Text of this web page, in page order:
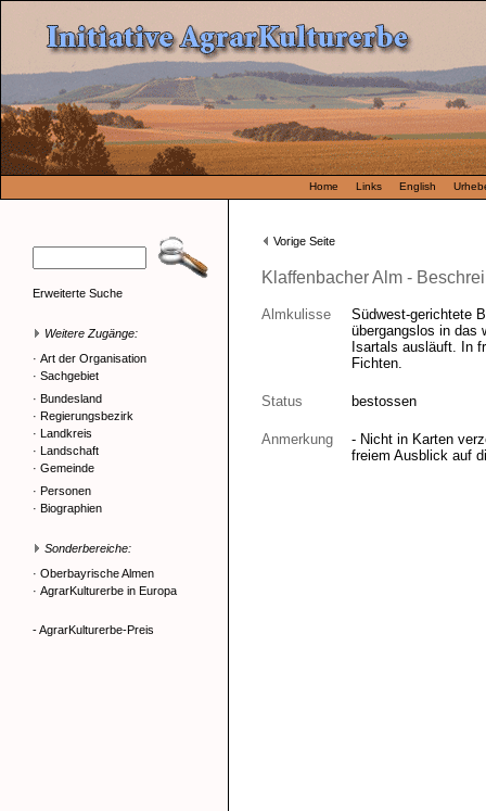
Home Links English
Erweiterte Suche
Weitere Zugänge:
· Art der Organisation
· Sachgebiet
· Bundesland
· Regierungsbezirk
· Landkreis
· Landschaft
· Gemeinde
· Personen
· Biographien
Sonderbereiche:
· Oberbayrische Almen
· AgrarKulturerbe in Europa
- AgrarKulturerbe-Preis
Vorige Seite
Klaffenbacher Alm -
Almkulisse
Südwest-gerichtete
übergangslos in das
Isartals ausläuft. In
Fichten.
Status bestossen
Anmerkung
- Nicht in Karten
freiem Ausblick auf